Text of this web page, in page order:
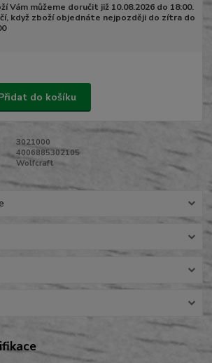
Vám můžeme doručit již 10.08.2026 do 18:00.
když zboží objednáte nejpozději do zítra do
do košíku
3021000
4006885302105
Wolfcraft